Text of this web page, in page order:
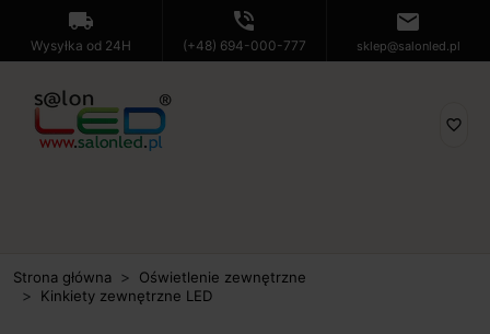
local_shipping
Wysyłka od 24H
phone_in_talk
(+48) 694-000-777
mail
sklep@salonled.pl
favorite_border
Strona główna
Oświetlenie zewnętrzne
Kinkiety zewnętrzne LED